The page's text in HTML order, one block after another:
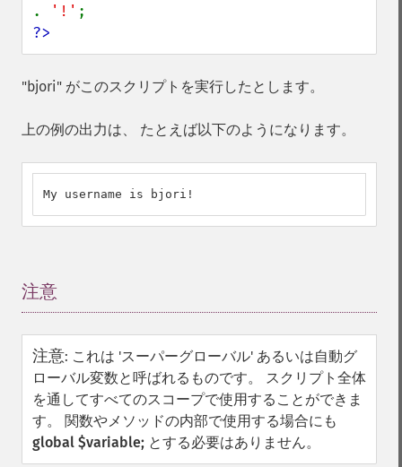
.
'!'
?>
"bjori" がこのスクリプトを実行したとします。
上の例の出力は、 たとえば以下のようになります。
My username is bjori!
注意
注意: これは 'スーパーグローバル' あるいは自動グ
ローバル変数と呼ばれるものです。 スクリプト全体
を通してすべてのスコープで使用することができま
す。 関数やメソッドの内部で使用する場合にも
global $variable; とする必要はありません。